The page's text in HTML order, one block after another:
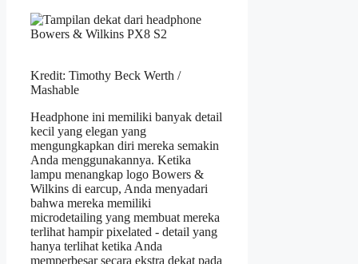
Kredit: Timothy Beck Werth /
Mashable
Headphone ini memiliki banyak detail
kecil yang elegan yang
mengungkapkan diri mereka semakin
Anda menggunakannya. Ketika
lampu menangkap logo Bowers &
Wilkins di earcup, Anda menyadari
bahwa mereka memiliki
microdetailing yang membuat mereka
terlihat hampir pixelated - detail yang
hanya terlihat ketika Anda
memperbesar secara ekstra dekat pada